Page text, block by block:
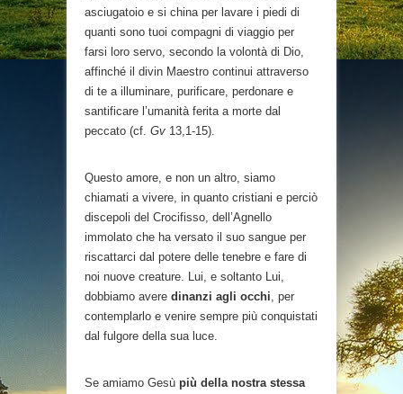
asciugatoio e si china per lavare i piedi di
quanti sono tuoi compagni di viaggio per
farsi loro servo, secondo la volontà di Dio,
affinché il divin Maestro continui attraverso
di te a illuminare, purificare, perdonare e
santificare l’umanità ferita a morte dal
peccato (cf. Gv 13,1-15).
Questo amore, e non un altro, siamo
chiamati a vivere, in quanto cristiani e perciò
discepoli del Crocifisso, dell’Agnello
immolato che ha versato il suo sangue per
riscattarci dal potere delle tenebre e fare di
noi nuove creature. Lui, e soltanto Lui,
dobbiamo avere dinanzi agli occhi , per
contemplarlo e venire sempre più conquistati
dal fulgore della sua luce.
Se amiamo Gesù più della nostra stessa